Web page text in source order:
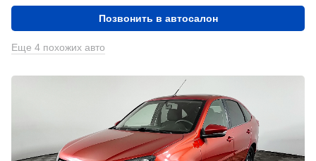
Позвонить в автосалон
Еще 4 похожих авто